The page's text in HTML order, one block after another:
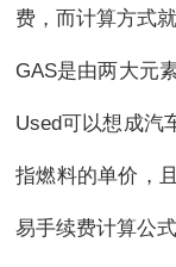
费，而计算方式
GAS是由两大元
Used可以想成汽
指燃料的单价，
易手续费计算公式